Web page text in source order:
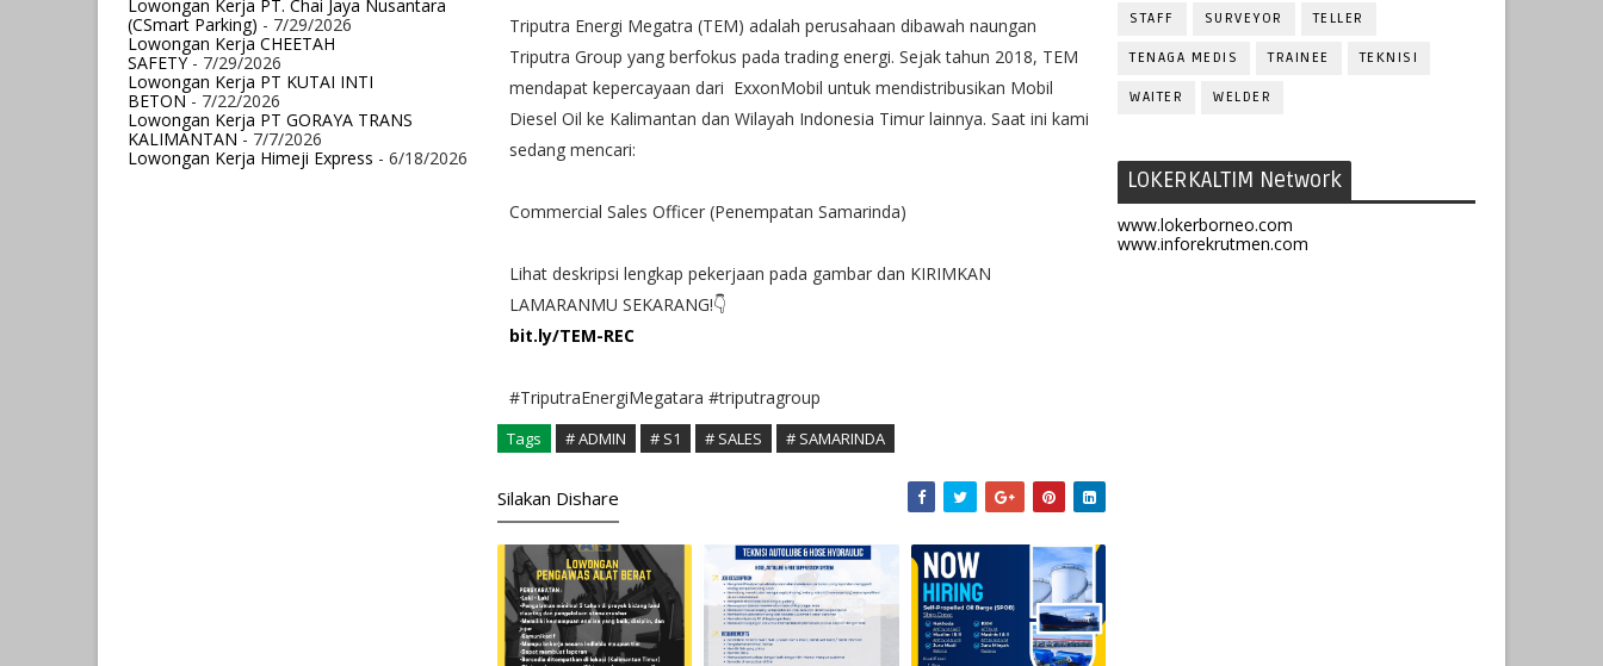
Lowongan Kerja PT. Chai Jaya Nusantara
(CSmart Parking) - 7/29/2026
Lowongan Kerja CHEETAH
SAFETY- 7/29/2026
Lowongan Kerja PT KUTAI INTI
BETON- 7/22/2026
Lowongan Kerja PT GORAYA TRANS
KALIMANTAN- 7/7/2026
Lowongan Kerja Himeji Express - 6/18/2026
Triputra Energi Megatra (TEM) adalah perusahaan dibawah naungan
Triputra Group yang berfokus pada trading energi. Sejak tahun 2018, TEM
mendapat kepercayaan dari ExxonMobil untuk mendistribusikan Mobil
Diesel Oil ke Kalimantan dan Wilayah Indonesia Timur lainnya. Saat ini kami
sedang mencari:
Commercial Sales Officer (Penempatan Samarinda)
Lihat deskripsi lengkap pekerjaan pada gambar dan KIRIMKAN
LAMARANMU SEKARANG!👇
bit.ly/TEM-REC
#TriputraEnergiMegatara #triputragroup
Tags # ADMIN # S1 # SALES # SAMARINDA
Silakan Dishare
STAFF SURVEYOR TELLER
TENAGA MEDIS TRAINEE TEKNISI
WAITER WELDER
LOKERKALTIM Network
www.lokerborneo.com
www.inforekrutmen.com